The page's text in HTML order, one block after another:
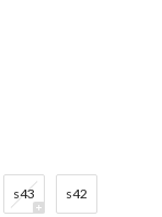
s43 s42